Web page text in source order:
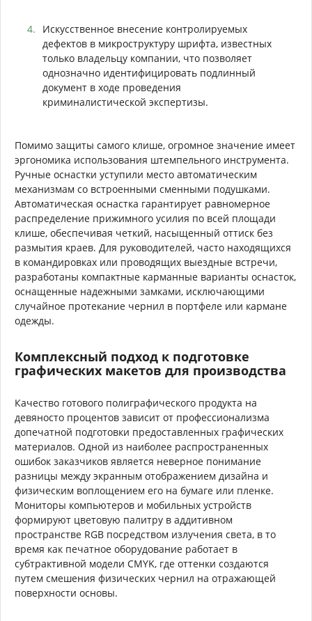
Искусственное внесение контролируемых
дефектов в микроструктуру шрифта, известных
только владельцу компании, что позволяет
однозначно идентифицировать подлинный
документ в ходе проведения
криминалистической экспертизы.
Помимо защиты самого клише, огромное значение имеет
эргономика использования штемпельного инструмента.
Ручные оснастки уступили место автоматическим
механизмам со встроенными сменными подушками.
Автоматическая оснастка гарантирует равномерное
распределение прижимного усилия по всей площади
клише, обеспечивая четкий, насыщенный оттиск без
размытия краев. Для руководителей, часто находящихся
в командировках или проводящих выездные встречи,
разработаны компактные карманные варианты оснасток,
оснащенные надежными замками, исключающими
случайное протекание чернил в портфеле или кармане
одежды.
Комплексный подход к подготовке
графических макетов для производства
Качество готового полиграфического продукта на
девяносто процентов зависит от профессионализма
допечатной подготовки предоставленных графических
материалов. Одной из наиболее распространенных
ошибок заказчиков является неверное понимание
разницы между экранным отображением дизайна и
физическим воплощением его на бумаге или пленке.
Мониторы компьютеров и мобильных устройств
формируют цветовую палитру в аддитивном
пространстве RGB посредством излучения света, в то
время как печатное оборудование работает в
субтрактивной модели CMYK, где оттенки создаются
путем смешения физических чернил на отражающей
поверхности основы.